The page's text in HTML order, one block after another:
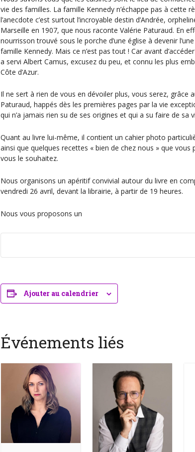
vie des familles. La famille Kennedy n’échappe pas à cette
l’anecdote c’est surtout l’incroyable destin d’Andrée,
Marseille en 1907, que nous raconte Valérie Paturaud. En
nourrisson trouvé sous le porche d’une église à devenir
famille Kennedy. Mais ce n’est pas tout ! Car avant
a servi Albert Camus, excusez du peu, et connu les plus
Côte d’Azur.
Il ne sert à rien de vous en dévoiler plus, vous serez, grâce
Paturaud, happés dès les premières pages par la vie
qui n’a jamais rien su de ses origines et qui a su faire de sa
Quant au livre lui-même, il contient un cahier photo
ainsi que quelques recettes « bien de chez nous » que vous
vous le souhaitez.
Nous organisons un apéritif convivial autour du livre en
vendredi 26 avril, devant la librairie, à partir de 19 heures.
Nous vous proposons un
Ajouter au calendrier
Événements liés